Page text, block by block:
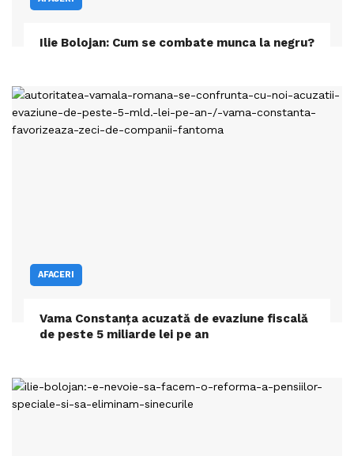
Ilie Bolojan: Cum se combate munca la negru?
AFACERI
Vama Constanța acuzată de evaziune fiscală
de peste 5 miliarde lei pe an